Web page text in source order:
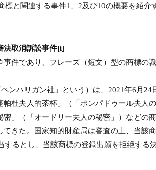
標と関連する事件1 2及び10の概要を紹介
決取消訴訟事件[i]
件であり、フレーズ（短文）型の商標の
ペンハリガン社」という）は、 2021年6 月 24
杜夫人的茶杯」（「ポンパドゥール夫
」（「オードリー夫人の秘密」）などの
きた。国家知的財産局は審査の上、当
するとし、当該商標の登録出願を拒絶す